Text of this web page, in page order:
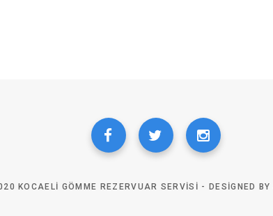
KOCAELI GÖMME REZERVUAR SERVISI - DESIGNED BY